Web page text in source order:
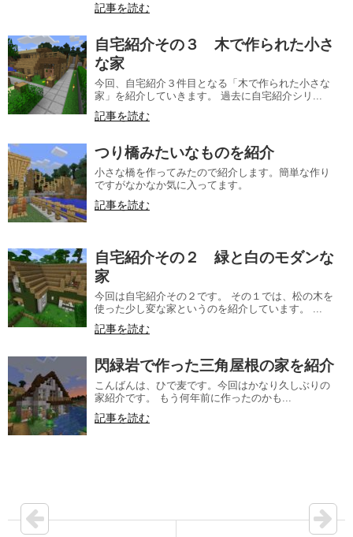
記事を読む
自宅紹介その３ 木で作られた小さ
な家
今回、自宅紹介３件目となる「木で作られた小さな
家」を紹介していきます。 過去に自宅紹介シリ...
記事を読む
つり橋みたいなものを紹介
小さな橋を作ってみたので紹介します。簡単な作り
ですがなかなか気に入ってます。
記事を読む
自宅紹介その２ 緑と白のモダンな
家
今回は自宅紹介その２です。 その１では、松の木を
使った少し変な家というのを紹介しています。 ...
記事を読む
閃緑岩で作った三角屋根の家を紹介
こんばんは、ひで麦です。今回はかなり久しぶりの
家紹介です。 もう何年前に作ったのかも...
記事を読む